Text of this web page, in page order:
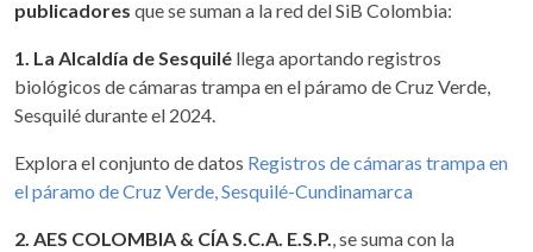
publicadores que se suman a la red del SiB Colombia:
1. La Alcaldía de Sesquilé llega aportando registros
biológicos de cámaras trampa en el páramo de Cruz Verde,
Sesquilé durante el 2024.
Explora el conjunto de datos Registros de cámaras trampa en
el páramo de Cruz Verde, Sesquilé-Cundinamarca
2. AES COLOMBIA & CÍA S.C.A. E.S.P., se suma con la